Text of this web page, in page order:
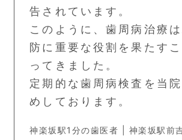
告されています。
このように、歯周病治療
防に重要な役割を果たす
ってきました。
定期的な歯周病検査を当
めしております。
神楽坂駅1分の歯医者 | 神楽坂駅前